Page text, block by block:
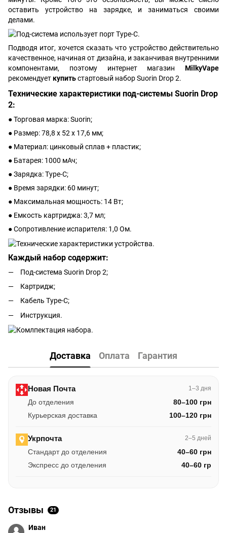
оставить устройство на зарядке, и заниматься своими
делами.
Подводя итог, хочется сказать что устройство действительно
качественное, начиная от дизайна, и заканчивая внутренними
компонентами, поэтому интернет магазин MilkyVape
рекомендуеткупитьстартовый набор Suorin Drop 2.
Технические характеристики под-системы Suorin Drop
2:
● Торговая марка: Suorin;
● Размер: 78,8 x 52 x 17,6 мм;
● Материал: цинковый сплав + пластик;
● Батарея: 1000 мАч;
● Зарядка: Type-C;
● Время зарядки: 60 минут;
● Максимальная мощность: 14 Вт;
● Емкость картриджа: 3,7 мл;
● Сопротивление испарителя: 1,0 Ом.
Каждый набор содержит:
Под-система Suorin Drop 2;
Картридж;
Кабель Type-C;
Инструкция.
Доставка Оплата Гарантия
Новая Почта 1–3 дня
До отделения
80–100 грн
Курьерская доставка
100–120 грн
Укрпочта 2–5 дней
Стандарт до отделения
40–60 грн
Экспресс до отделения
40–60 гр
Отзывы 21
Иван